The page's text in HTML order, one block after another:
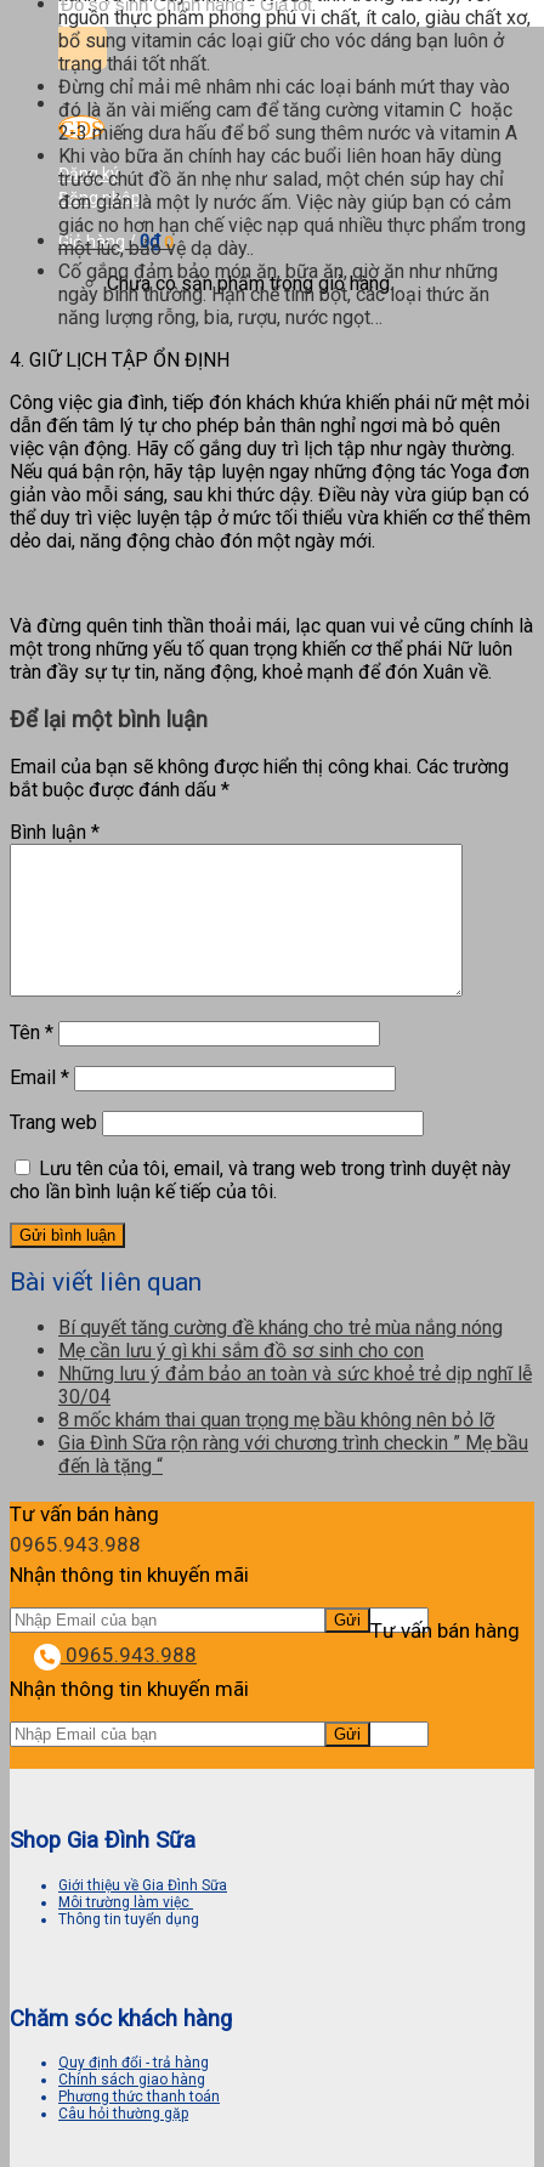
kiếm:
Đăng ký
Đăng nhập
Giỏ hàng /0₫ 0
Chưa có sản phẩm trong giỏ hàng.
nguồn thực phẩm phong phú vi chất, ít calo, giàu chất xơ,
bổ sung vitamin các loại giữ cho vóc dáng bạn luôn ở
trạng thái tốt nhất.
Đừng chỉ mải mê nhâm nhi các loại bánh mứt thay vào
đó là ăn vài miếng cam để tăng cường vitamin C hoặc
2-3 miếng dưa hấu để bổ sung thêm nước và vitamin A
Khi vào bữa ăn chính hay các buổi liên hoan hãy dùng
trước chút đồ ăn nhẹ như salad, một chén súp hay chỉ
đơn giản là một ly nước ấm. Việc này giúp bạn có cảm
giác no hơn hạn chế việc nạp quá nhiều thực phẩm trong
một lúc, bảo vệ dạ dày..
Cố gắng đảm bảo món ăn, bữa ăn, giờ ăn như những
ngày bình thường. Hạn chế tinh bột, các loại thức ăn
năng lượng rỗng, bia, rượu, nước ngọt…
4. GIỮ LỊCH TẬP ỔN ĐỊNH
Công việc gia đình, tiếp đón khách khứa khiến phái nữ mệt mỏi
dẫn đến tâm lý tự cho phép bản thân nghỉ ngơi mà bỏ quên
việc vận động. Hãy cố gắng duy trì lịch tập như ngày thường.
Nếu quá bận rộn, hãy tập luyện ngay những động tác Yoga đơn
giản vào mỗi sáng, sau khi thức dậy. Điều này vừa giúp bạn có
thể duy trì việc luyện tập ở mức tối thiểu vừa khiến cơ thể thêm
dẻo dai, năng động chào đón một ngày mới.
Và đừng quên tinh thần thoải mái, lạc quan vui vẻ cũng chính là
một trong những yếu tố quan trọng khiến cơ thể phái Nữ luôn
tràn đầy sự tự tin, năng động, khoẻ mạnh để đón Xuân về.
Để lại một bình luận
Email của bạn sẽ không được hiển thị công khai. Các trường
bắt buộc được đánh dấu *
Bình luận *
Tên *
Email *
Trang web
Lưu tên của tôi, email, và trang web trong trình duyệt này
cho lần bình luận kế tiếp của tôi.
Bài viết liên quan
Bí quyết tăng cường đề kháng cho trẻ mùa nắng nóng
Mẹ cần lưu ý gì khi sắm đồ sơ sinh cho con
Những lưu ý đảm bảo an toàn và sức khoẻ trẻ dịp nghĩ lễ
30/04
8 mốc khám thai quan trọng mẹ bầu không nên bỏ lỡ
Gia Đình Sữa rộn ràng với chương trình checkin ” Mẹ bầu
đến là tặng “
Tư vấn bán hàng
0965.943.988
Nhận thông tin khuyến mãi
Tư vấn bán hàng
0965.943.988
Nhận thông tin khuyến mãi
Shop Gia Đình Sữa
Giới thiệu về Gia Đình Sữa
Môi trường làm việc
Thông tin tuyển dụng
Chăm sóc khách hàng
Quy định đổi - trả hàng
Chính sách giao hàng
Phương thức thanh toán
Câu hỏi thường gặp